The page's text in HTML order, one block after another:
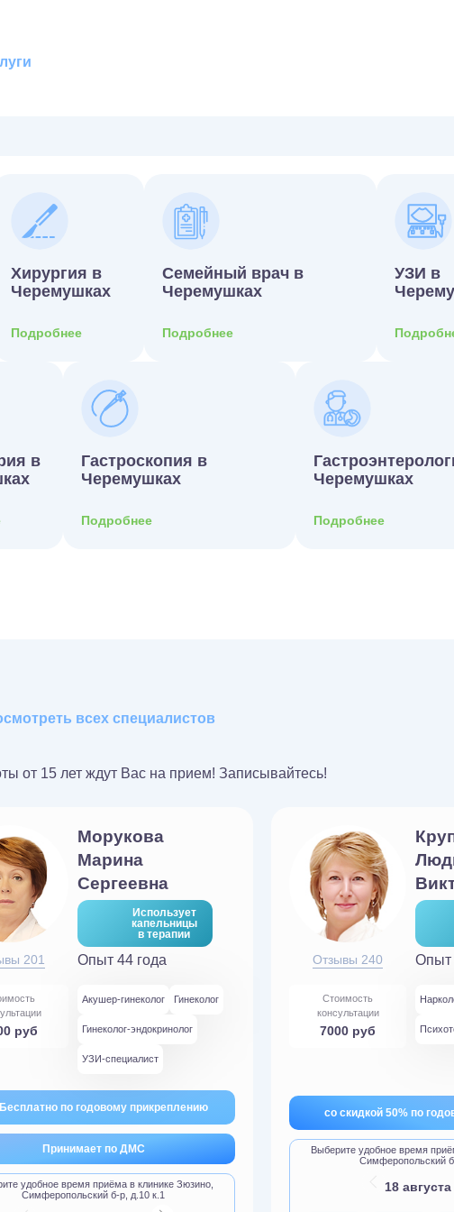
Хирургия в
Черемушках
Подробнее
Семейный врач в
Черемушках
Подробнее
УЗИ в
в
Гастроскопия в
Черемушках
Подробнее
Черемушках
Подробнее
всех специалистов
от 15 лет ждут Вас на прием! Записывайтесь!
201
Морукова
Марина
Сергеевна
Использует
капельницы
в терапии
Опыт 44 года
руб
Акушер-гинеколог Гинеколог
Гинеколог-эндокринолог
УЗИ-специалист
Бесплатно по годовому прикреплению
Принимает по ДМС
удобное время приёма в клинике Зюзино,
Симферопольский б-р, д.10 к.1
Отзывы 240 Опыт
Стоимость
консультации
7000 руб
со скидкой 50% по
Выберите удобное время
Симферопольский
18